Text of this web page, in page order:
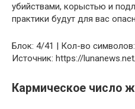
убийствами, корыстью и
практики будут для вас
Блок: 4/41 | Кол-во
Источник: https://
Кармическое число